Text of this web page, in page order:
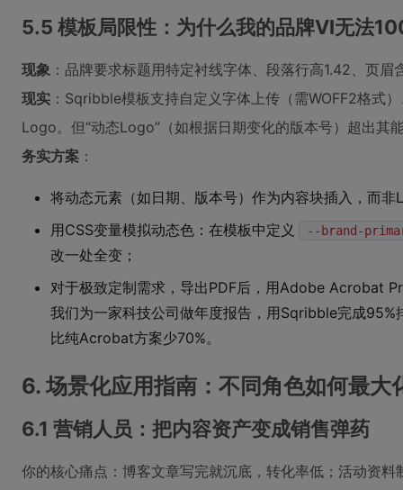
5.5 模板局限性：为什么我的品牌VI无法
现象 ：品牌要求标题用特定衬线字体、段落行高1.42、页
现实 ：Sqribble模板支持自定义字体上传（需WOFF2格式
Logo。但“动态Logo”（如根据日期变化的版本号）超出其
务实方案 ：
将动态元素（如日期、版本号）作为内容块插入，而
用CSS变量模拟动态色：在模板中定义
--brand-
改一处全变；
对于极致定制需求，导出PDF后，用Adobe Acrobat
我们为一家科技公司做年度报告，用Sqribble完成
比纯Acrobat方案少70%。
6. 场景化应用指南：不同角色如何最大
6.1 营销人员：把内容资产变成销售弹药
你的核心痛点：博客文章写完就沉底，转化率低；活动资